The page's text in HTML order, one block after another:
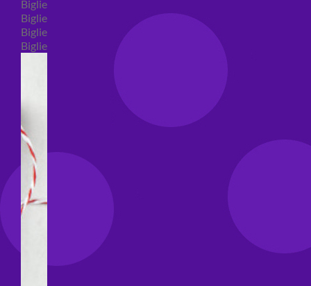
Biglietti auguri anniversario matrimonio
Biglietti auguri Natale
Biglietti auguri laurea
Biglietti auguri generici